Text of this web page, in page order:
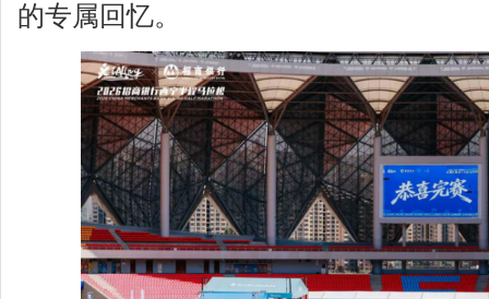
的专属回忆。